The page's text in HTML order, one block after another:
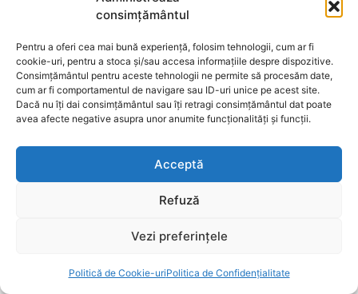
consimțământul
Pentru a oferi cea mai bună experiență, folosim tehnologii, cum ar fi
cookie-uri, pentru a stoca și/sau accesa informațiile despre dispozitive.
Consimțământul pentru aceste tehnologii ne permite să procesăm date,
cum ar fi comportamentul de navigare sau ID-uri unice pe acest site.
Dacă nu îți dai consimțământul sau îți retragi consimțământul dat poate
avea afecte negative asupra unor anumite funcționalități și funcții.
Acceptă
Refuză
Vezi preferințele
Politică de Cookie-uriPolitica de Confidențialitate